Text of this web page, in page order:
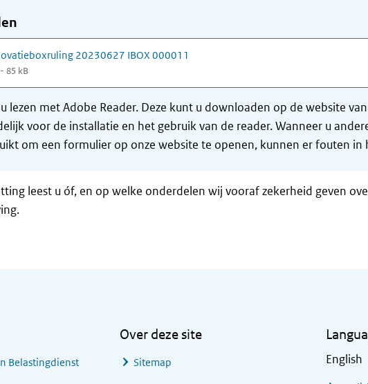
20230627 IBOX 000011
85 kB
lezen met Adobe Reader. Deze kunt u downloaden op de website
voor de installatie en het gebruik van de reader. Wanneer u
om een formulier op onze website te openen, kunnen er fouten
leest u óf, en op welke onderdelen wij vooraf zekerheid geven
Belastingdienst
Over deze site
Sitemap
English